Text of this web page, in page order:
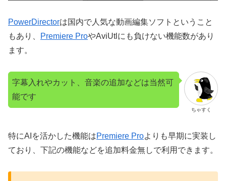
PowerDirectorは国内で人気な動画編集ソフトということ
もあり、
Premiere ProやAviUtlにも負けない機能数があり
ます。
ちゃすく
字幕入れやカット、音楽の追加などは当然可
能です
特にAIを活かした機能はPremiere Proよりも早期に実装し
ており、下記の機能などを追加料金無しで利用できます。